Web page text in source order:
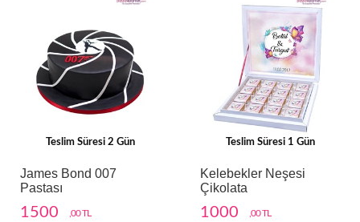
Teslim Süresi 2 Gün
James Bond 007
Pastası
1500 ,00 TL
Teslim Süresi 1 Gün
Kelebekler Neşesi
Çikolata
1000 ,00 TL